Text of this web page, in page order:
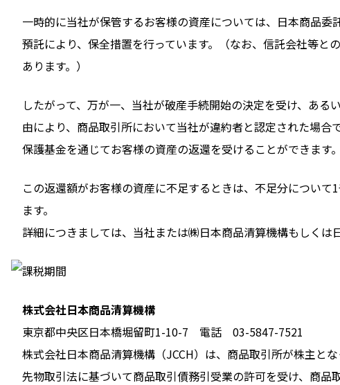
一時的に当社が保管するお客様の資産については、日本商品
預託により、保全措置を行っています。（なお、信託会社等
あります。）
したがって、万が一、当社が破産手続開始の決定を受け、あ
由により、商品取引所において当社が違約者と認定された場
保護基金を通じてお客様の資産の返還を受けることができます。
この返還額がお客様の資産に不足するときは、不足分につい
ます。
詳細につきましては、当社または㈱日本商品清算機構もしくは
株式会社日本商品清算機構
東京都中央区日本橋堀留町1-10-7 電話 03-5847-7521
株式会社日本商品清算機構（JCCH）は、商品取引所が株主と
先物取引法に基づいて商品取引債務引受業の許可を受け、商